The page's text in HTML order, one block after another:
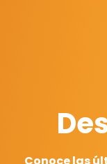
Conoce las